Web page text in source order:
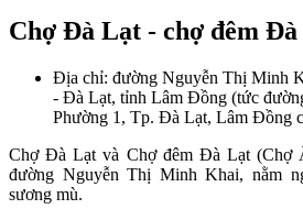
Chợ Đà Lạt - chợ đêm
Địa chỉ: đường Nguyễn Thị Minh
- Đà Lạt, tỉnh Lâm Đồng (tức
Phường 1, Tp. Đà Lạt, Lâm Đồng
Chợ Đà Lạt và Chợ đêm Đà Lạt (Chợ
đường Nguyễn Thị Minh Khai, nằm
sương mù.